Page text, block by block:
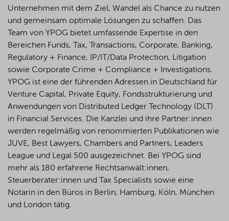
Unternehmen mit dem Ziel, Wandel als Chance zu nutzen
und gemeinsam optimale Lösungen zu schaffen. Das
Team von YPOG bietet umfassende Expertise in den
Bereichen Funds, Tax, Transactions, Corporate, Banking,
Regulatory + Finance, IP/IT/Data Protection, Litigation
sowie Corporate Crime + Compliance + Investigations.
YPOG ist eine der führenden Adressen in Deutschland für
Venture Capital, Private Equity, Fondsstrukturierung und
Anwendungen von Distributed Ledger Technology (DLT)
in Financial Services. Die Kanzlei und ihre Partner:innen
werden regelmäßig von renommierten Publikationen wie
JUVE, Best Lawyers, Chambers and Partners, Leaders
League und Legal 500 ausgezeichnet. Bei YPOG sind
mehr als 180 erfahrene Rechtsanwält:innen,
Steuerberater:innen und Tax Specialists sowie eine
Notarin in den Büros in Berlin, Hamburg, Köln, München
und London tätig.